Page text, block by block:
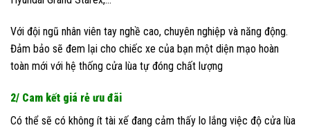
Với đội ngũ nhân viên tay nghề cao, chuyên nghiệp và năng động.
Đảm bảo sẽ đem lại cho chiếc xe của bạn một diện mạo hoàn
toàn mới với hệ thống cửa lùa tự đóng chất lượng
2/ Cam kết giá rẻ ưu đãi
Có thể sẽ có không ít tài xế đang cảm thấy lo lắng việc độ cửa lùa